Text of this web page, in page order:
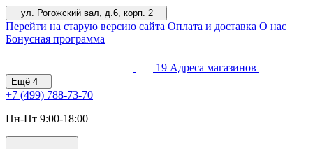
ул. Рогожский вал, д.6, корп. 2
Перейти на старую версию сайта Оплата и доставка О нас
Бонусная программа
19 Адреса магазинов
Ещё 4
+7 (499) 788-73-70
Пн-Пт 9:00-18:00